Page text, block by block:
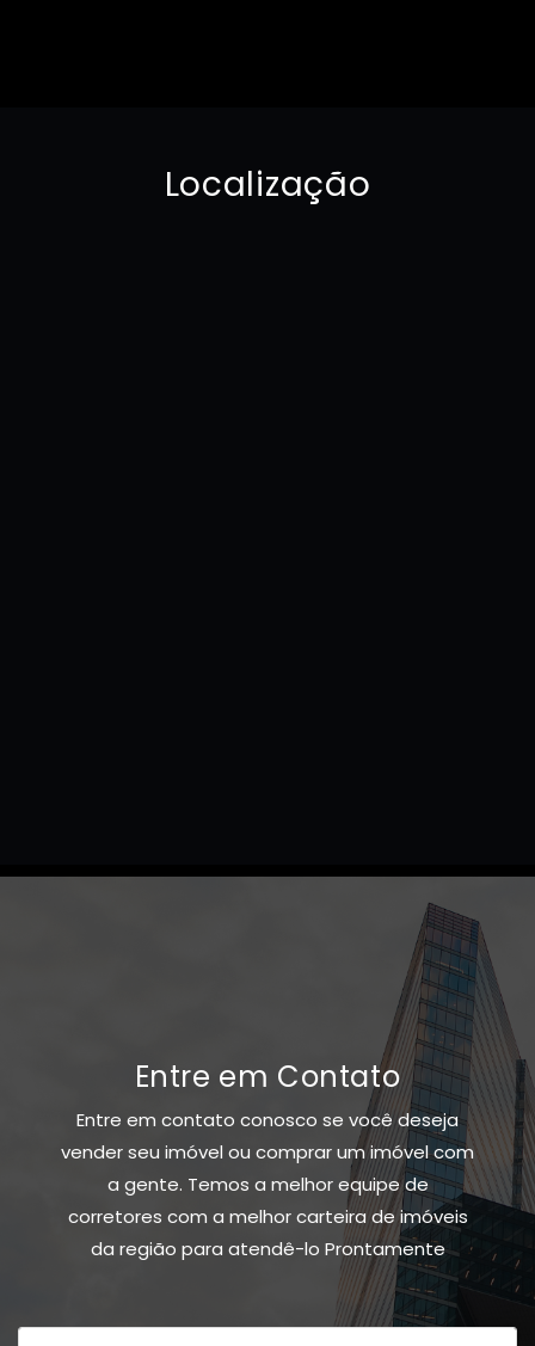
Localização
Entre em Contato
Entre em contato conosco se você deseja
vender seu imóvel ou comprar um imóvel com
a gente. Temos a melhor equipe de
corretores com a melhor carteira de imóveis
da região para atendê-lo Prontamente